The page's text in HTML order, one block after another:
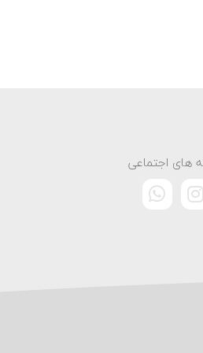
های اجتماعی